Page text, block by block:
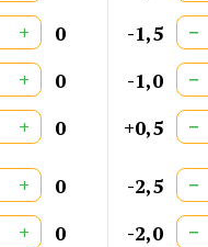
+
0
+
0
+ 0
-1,5
−
-1,0
−
+0,5
−
+
0
+
0
-2,5 −
-2,0
−